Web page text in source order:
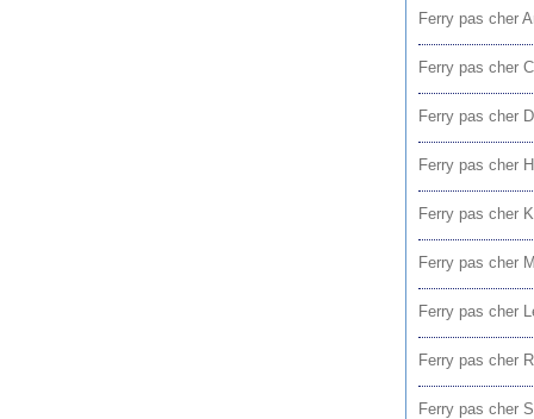
Ferry pas cher
Ferry pas cher
Ferry pas cher
Ferry pas cher
Ferry pas cher
Ferry pas cher
Ferry pas cher
Ferry pas cher
Ferry pas cher